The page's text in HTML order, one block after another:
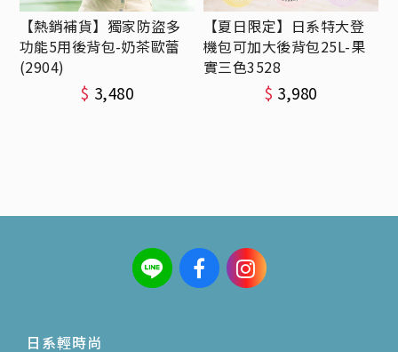
【熱銷補貨】獨家防盜多
功能5用後背包-奶茶歐蕾
(2904)
$ 3,480
【夏日限定】日系特大登
機包可加大後背包25L-果
實三色3528
$ 3,980
日系輕時尚